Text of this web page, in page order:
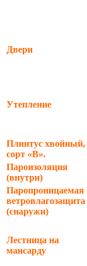
Двери
Утепление
Плинтус хвойный,
сорт «В».
Пароизоляция
(внутри)
Паропроницаемая
ветровлагозащита
(снаружи)
Лестница на
мансарду